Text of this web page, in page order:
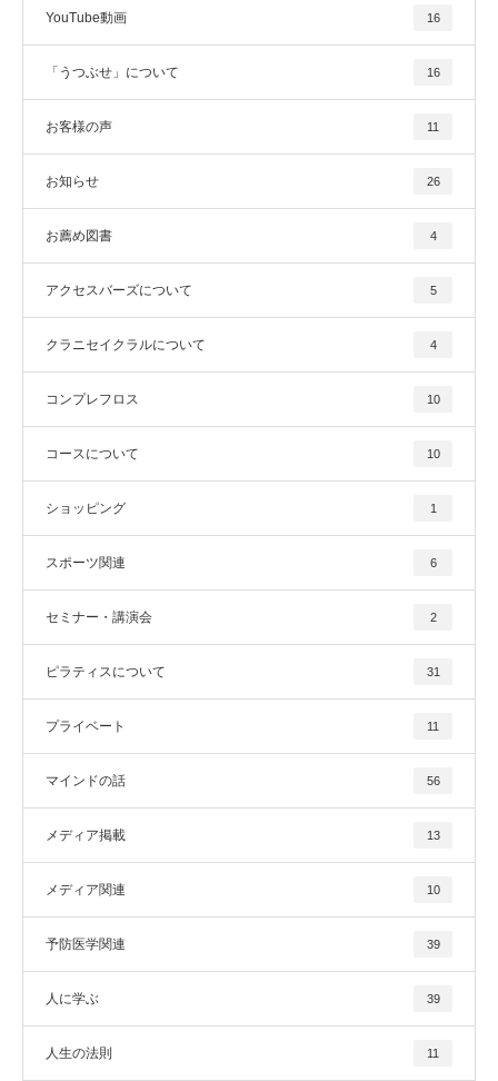
YouTube動画 16
「うつぶせ」について 16
お客様の声 11
お知らせ 26
お薦め図書 4
アクセスバーズについて 5
クラニセイクラルについて 4
コンプレフロス 10
コースについて 10
ショッピング 1
スポーツ関連 6
セミナー・講演会 2
ピラティスについて 31
プライベート 11
マインドの話 56
メディア掲載 13
メディア関連 10
予防医学関連 39
人に学ぶ 39
人生の法則 11